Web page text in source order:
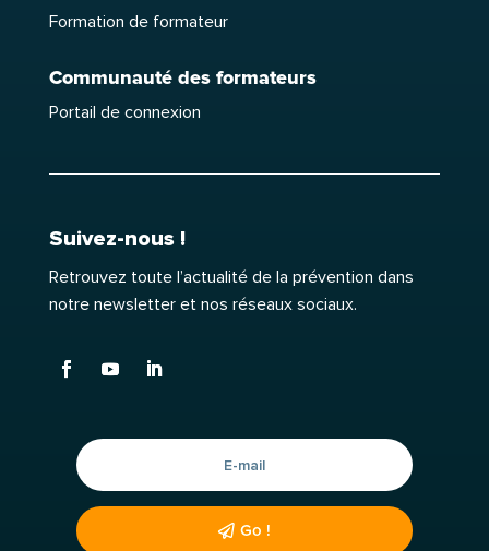
Formation de formateur
Communauté des formateurs
Portail de connexion
Suivez-nous !
Retrouvez toute l’actualité de la prévention dans
notre newsletter et nos réseaux sociaux.
Go !